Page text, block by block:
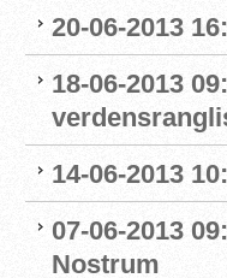
20-06-2013
18-06-2013
14-06-2013
07-06-2013
Nostrum